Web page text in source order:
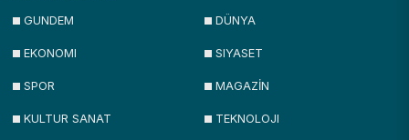
GUNDEM DÜNYA
EKONOMI SIYASET
SPOR MAGAZİN
KULTUR SANAT TEKNOLOJI